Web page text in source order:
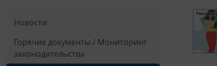
Новости
Горячие документы / Мониторинг
законодательства